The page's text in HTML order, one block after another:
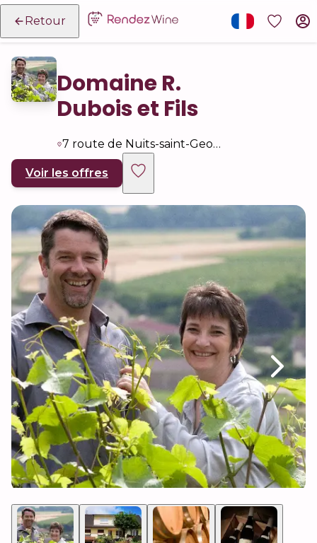
Retour
Domaine R.
Dubois et Fils
7 route de Nuits-saint-Georges, 21700 Premeaux-Prissey
Voir les offres